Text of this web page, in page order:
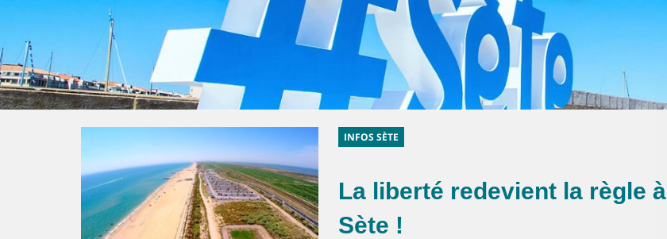
INFOS SÈTE
La liberté redevient la règle à
Sète !